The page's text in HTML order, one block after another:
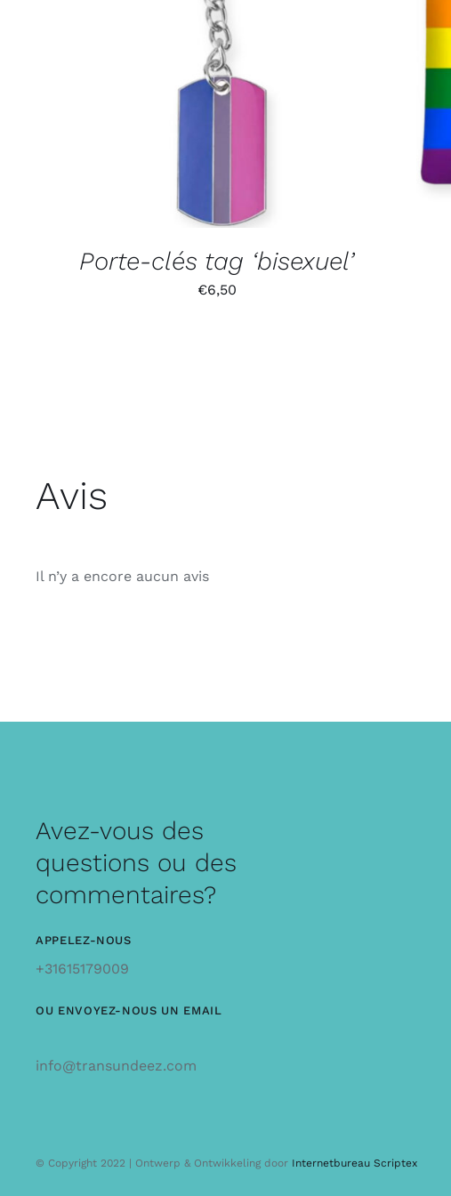
Porte-clés tag ‘bisexuel’
€6,50
Avis
Il n’y a encore aucun avis
Avez-vous des
questions ou des
commentaires?
APPELEZ-NOUS
+31615179009
OU ENVOYEZ-NOUS UN EMAIL
info@transundeez.com
© Copyright 2022 | Ontwerp & Ontwikkeling door Internetbureau Scriptex